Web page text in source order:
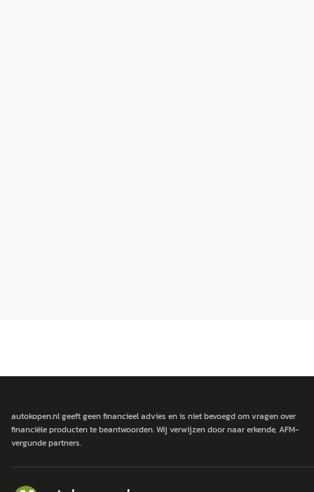
autokopen.nl geeft geen financieel advies en is niet bevoegd om vragen over
financiële producten te beantwoorden. Wij verwijzen door naar erkende, AFM-
vergunde partners.